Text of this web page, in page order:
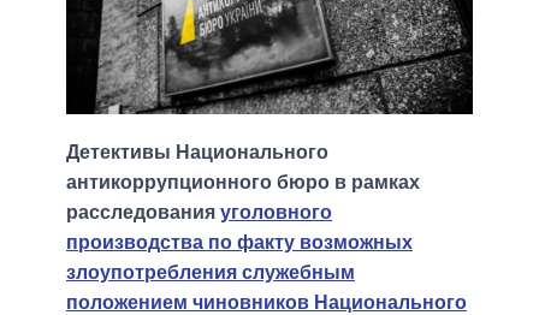
Детективы Национального
антикоррупционного бюро в рамках
расследования уголовного
производства по факту возможных
злоупотребления служебным
положением чиновников Национального